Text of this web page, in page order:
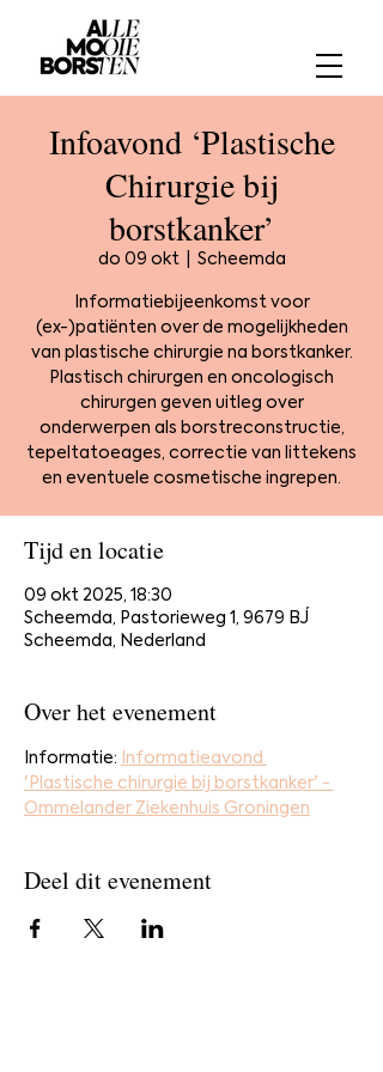
Infoavond ‘Plastische
Chirurgie bij
borstkanker’
do 09 okt
  |
Scheemda
Informatiebijeenkomst voor
(ex-)patiënten over de mogelijkheden
van plastische chirurgie na borstkanker.
Plastisch chirurgen en oncologisch
chirurgen geven uitleg over
onderwerpen als borstreconstructie,
tepeltatoeages, correctie van littekens
en eventuele cosmetische ingrepen.
Tijd en locatie
09 okt 2025, 18:30
Scheemda, Pastorieweg 1, 9679 BJ
Scheemda, Nederland
Over het evenement
Informatie:
Informatieavond
'Plastische chirurgie bij borstkanker' -
Ommelander Ziekenhuis Groningen
Deel dit evenement